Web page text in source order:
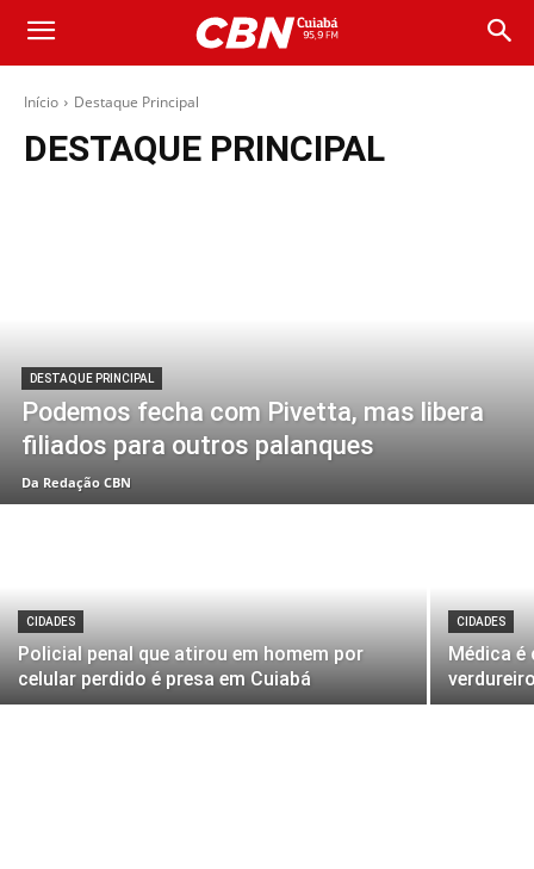
Início Destaque Principal
DESTAQUE PRINCIPAL
DESTAQUE PRINCIPAL
Podemos fecha com Pivetta, mas libera
filiados para outros palanques
Da Redação CBN
CIDADES
Policial penal que atirou em homem por
celular perdido é presa em Cuiabá
CIDADES
Médica é